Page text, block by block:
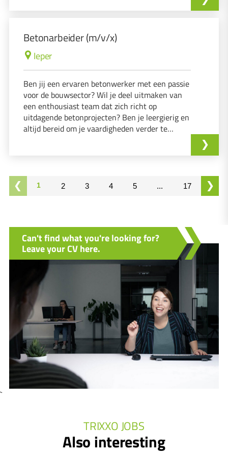
Betonarbeider (m/v/x)
Ieper
Ben jij een ervaren betonwerker met een passie
voor de bouwsector? Wil je deel uitmaken van
een enthousiast team dat zich richt op
uitdagende betonprojecten? Ben je leergierig en
altijd bereid om je vaardigheden verder te
1 2 3 4 5 ... 17
Can't find what you're looking for?
Leave your CV here.
`
TRIXXO JOBS
Also interesting